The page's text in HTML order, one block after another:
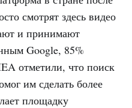
смотрят здесь видео
и принимают
Google, 85%
отметили, что поиск
им сделать более
площадку